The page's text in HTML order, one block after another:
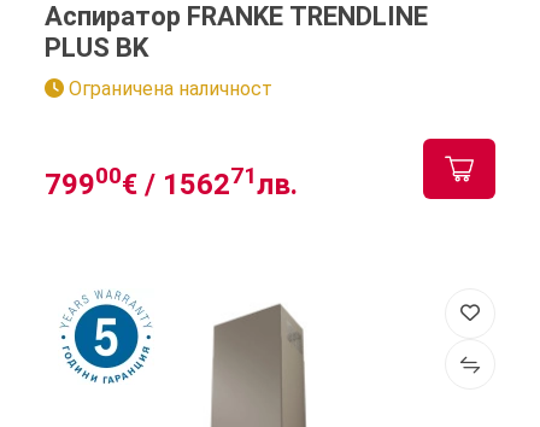
Аспиратор FRANKE TRENDLINE
PLUS BK
Ограничена наличност
79900€ / 156271лв.